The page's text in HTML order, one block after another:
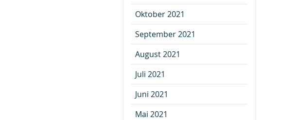
Oktober 2021
September 2021
August 2021
Juli 2021
Juni 2021
Mai 2021